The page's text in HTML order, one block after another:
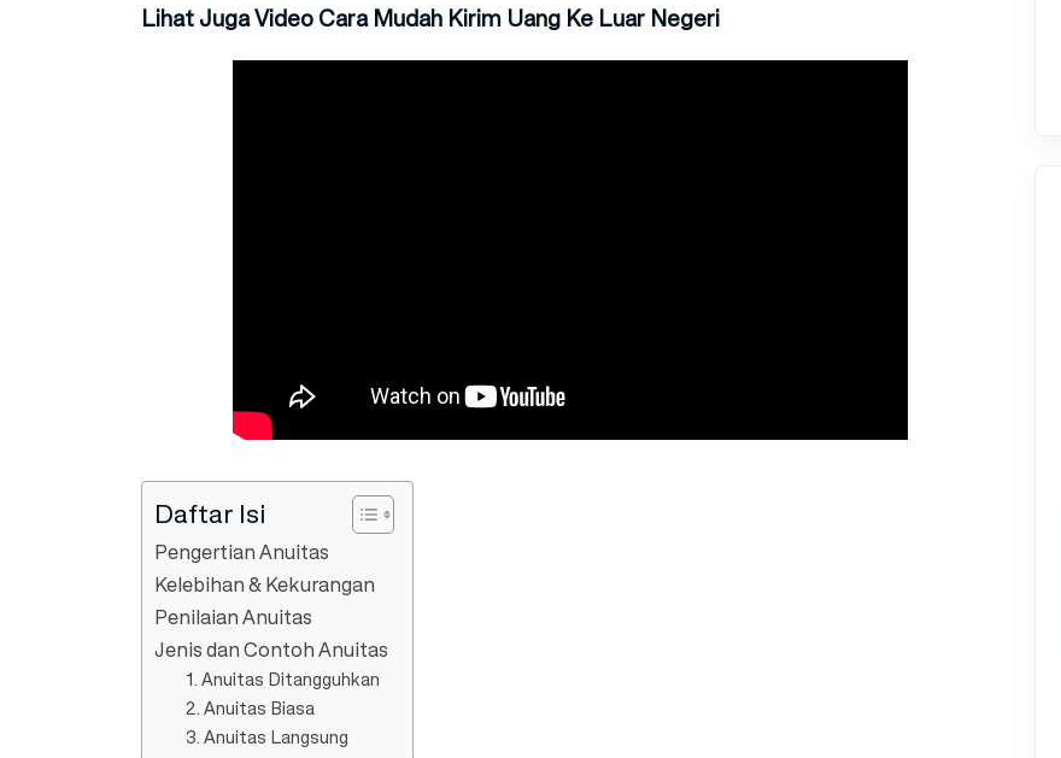
Lihat Juga Video Cara Mudah Kirim Uang Ke Luar Negeri
Daftar Isi
Pengertian Anuitas
Kelebihan & Kekurangan
Penilaian Anuitas
Jenis dan Contoh Anuitas
1. Anuitas Ditangguhkan
2. Anuitas Biasa
3. Anuitas Langsung